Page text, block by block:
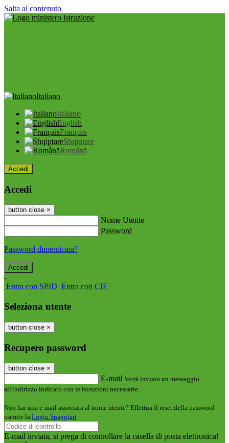
Salta al contenuto
Italiano
Italiano
English
Français
Shqiptare
Română
Accedi
Accedi
button close ×
Nome Utente
Password
Password dimenticata?
-
Entra con SPID Entra con CIE
Seleziona utente
button close ×
Recupero password
button close ×
E-mail Verrà inviato un messaggio
all'indirizzo indicato con le istruzioni necessarie.
Non hai una e-mail associata al nome utente? Effettua il reset della password
tramite la Login Spaggiari
E-mail inviata, si prega di controllare la casella di posta elettronica!